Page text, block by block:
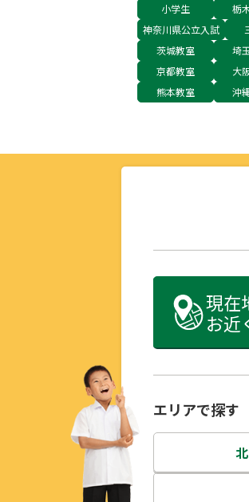
小学生
栃
神奈川県公立入試
茨城教室
埼
京都教室
大
熊本教室
沖
現在
お近
エリアで探す